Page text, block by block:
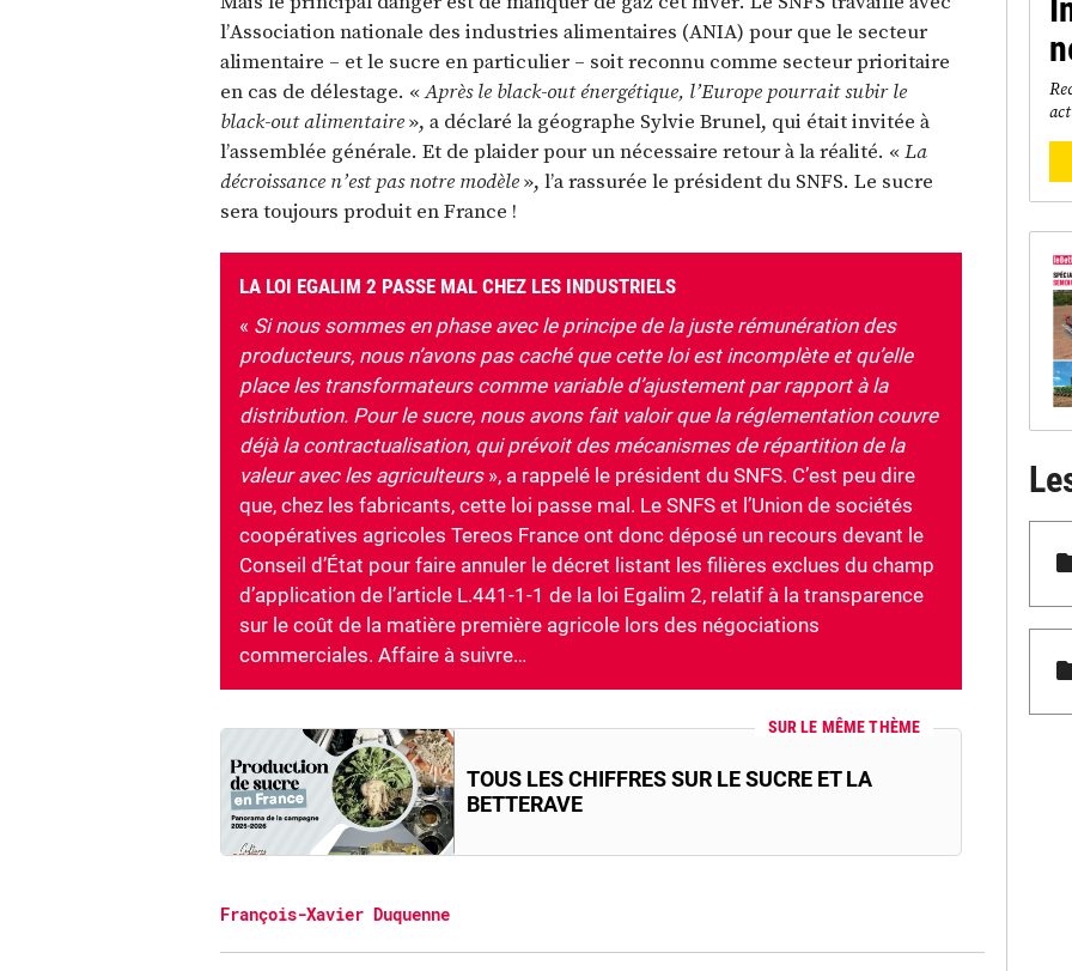
l’Association nationale des industries alimentaires (ANIA) pour que le secteur
alimentaire – et le sucre en particulier – soit reconnu comme secteur prioritaire
en cas de délestage. «Après le black-out énergétique, l’Europe pourrait subir le
black-out alimentaire», a déclaré la géographe Sylvie Brunel, qui était invitée à
l’assemblée générale. Et de plaider pour un nécessaire retour à la réalité. «La
décroissance n’est pas notre modèle», l’a rassurée le président du SNFS. Le sucre
sera toujours produit en France !
LA LOI EGALIM 2 PASSE MAL CHEZ LES INDUSTRIELS
« Si nous sommes en phase avec le principe de la juste rémunération des
producteurs, nous n’avons pas caché que cette loi est incomplète et qu’elle
place les transformateurs comme variable d’ajustement par rapport à la
distribution. Pour le sucre, nous avons fait valoir que la réglementation couvre
déjà la contractualisation, qui prévoit des mécanismes de répartition de la
valeur avec les agriculteurs », a rappelé le président du SNFS. C’est peu dire
que, chez les fabricants, cette loi passe mal. Le SNFS et l’Union de sociétés
coopératives agricoles Tereos France ont donc déposé un recours devant le
Conseil d’État pour faire annuler le décret listant les filières exclues du champ
d’application de l’article L.441-1-1 de la loi Egalim 2, relatif à la transparence
sur le coût de la matière première agricole lors des négociations
commerciales. Affaire à suivre…
SUR LE MÊME THÈME
TOUS LES CHIFFRES SUR LE SUCRE ET LA
BETTERAVE
François-Xavier Duquenne